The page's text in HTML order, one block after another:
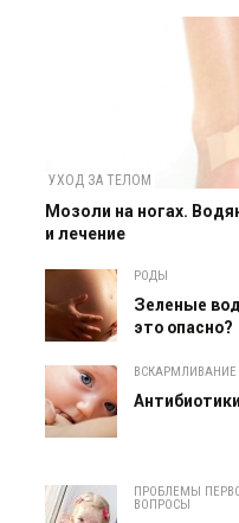
УХОД ЗА ТЕЛОМ
Мозоли на ногах.
и лечение
РОДЫ
Зеленые
это опасно?
ВСКАРМЛИВАНИЕ
ПРОБЛЕМЫ
ВОПРОСЫ